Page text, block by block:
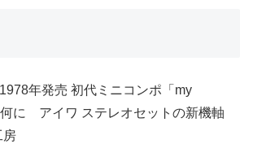
年発売 初代ミニコンポ「my
に アイワ ステレオセットの新機軸
房